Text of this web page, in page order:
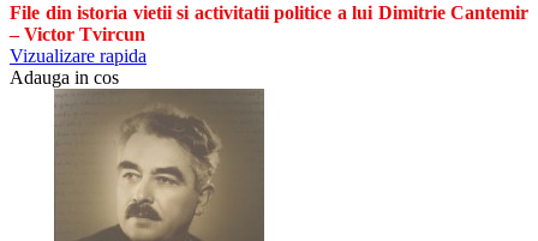
File din istoria vietii si activitatii politice a lui Dimitrie Cantemir
– Victor Tvircun
Vizualizare rapida
Adauga in cos